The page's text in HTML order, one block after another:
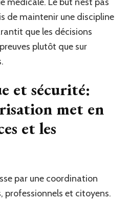
de maintenir une discipline
que les décisions
plutôt que sur
et sécurité:
met en
et les
par une coordination
et citoyens.